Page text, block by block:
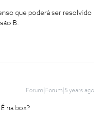
que poderá ser resolvido
B.
Forum|Forum|5 years ago
na box?